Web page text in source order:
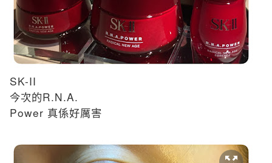
SK-II
今次的R.N.A.
Power 真係好厲害